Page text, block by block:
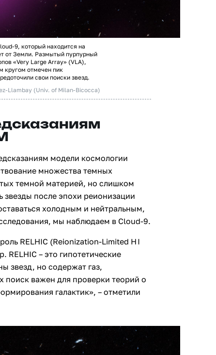
9, который находится на
от Земли. Размытый пурпурный
«Very Large Array» (VLA),
кругом отмечен пик
свои поиски звезд.
Llambay (Univ. of Milan-Bicocca)
модели космологии
множества темных
темной материей, но слишком
после эпохи реионизации
холодным и нейтральным,
мы наблюдаем в Cloud‑9.
RELHIC (Reionization‑Limited H I
RELHIC – это гипотетические
звезд, но содержат газ,
важен для проверки теорий о
галактик», – отметили